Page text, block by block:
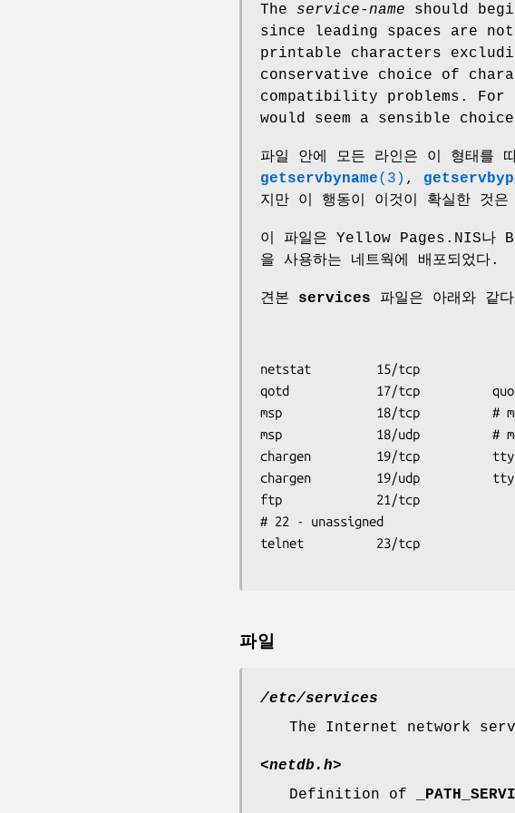
The service-name should
since leading spaces are
printable characters
conservative choice of
compatibility problems. For
would seem a sensible
파일 안에 모든 라인은 이 형태를
getservbyname(3) ,
지만 이 행동이 이것이 확실한 것
이 파일은 Yellow Pages.NIS나
을 사용하는 네트웍에 배포되었다.
견본 services 파일은 아래와 같
netstat         15/tcp
qotd            17/tcp
msp             18/tcp          #
msp             18/udp          #
chargen         19/tcp
chargen         19/udp
ftp             21/tcp
# 22 - unassigned
파일
/etc/services
The Internet network
<netdb.h>
Definition of